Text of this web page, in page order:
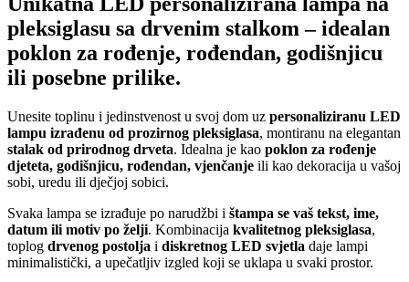
pleksiglasu sa drvenim stalkom – idealan
poklon za rođenje, rođendan, godišnjicu
ili posebne prilike.
Unesite toplinu i jedinstvenost u svoj dom uz personaliziranu LED
lampu izrađenu od prozirnog pleksiglasa, montiranu na elegantan
stalak od prirodnog drveta. Idealna je kao poklon za rođenje
djeteta, godišnjicu, rođendan, vjenčanje ili kao dekoracija u vašoj
sobi, uredu ili dječjoj sobici.
Svaka lampa se izrađuje po narudžbi i štampa se vaš tekst, ime,
datum ili motiv po želji. Kombinacija kvalitetnog pleksiglasa,
toplog drvenog postolja i diskretnog LED svjetla daje lampi
minimalistički, a upečatljiv izgled koji se uklapa u svaki prostor.